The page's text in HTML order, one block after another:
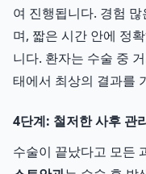
여 진행됩니다. 경험
며, 짧은 시간 안에 정
니다. 환자는 수술 중
태에서 최상의 결과를
4단계: 철저한 사후 관
수술이 끝났다고 모든